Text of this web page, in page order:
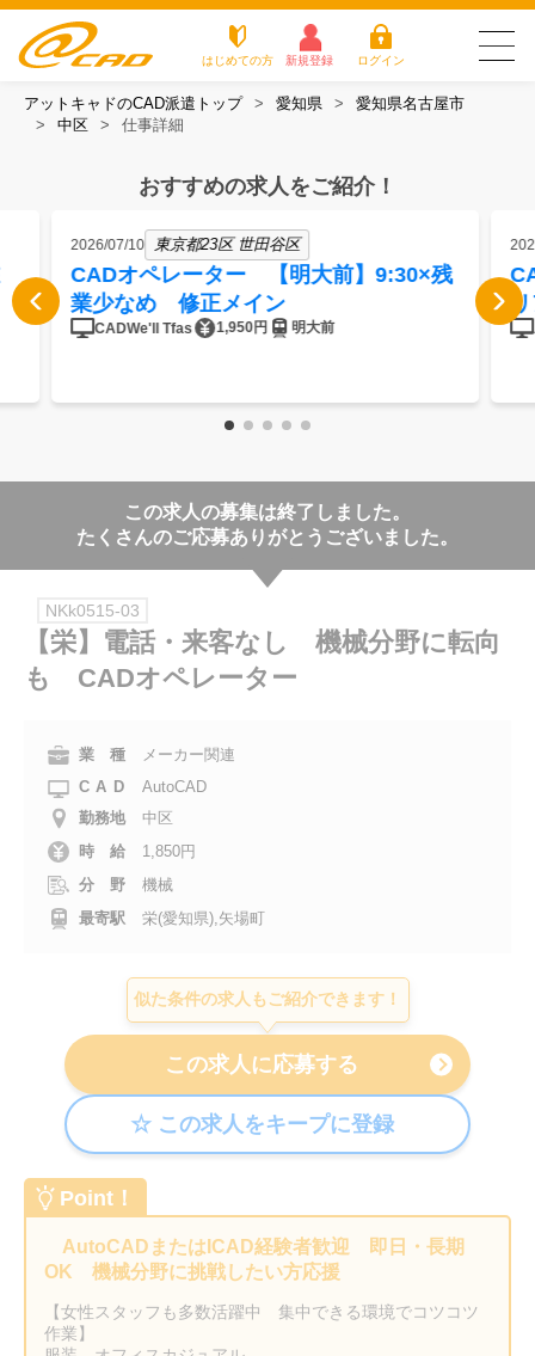
はじめての方 新規登録 ログイン
友だち追加で
最新の求人を確認
アットキャドが選ばれる3つの理由
派遣がはじめての方
お仕事を探す
お電話でのお問い合わせ
東 京 0120-630-660
名古屋 0120-960-379
電話受付：平日 9:15～19:00
アットキャドが選
方
探す
ム
アットキャドのCAD派遣トップ 愛知県
愛知県名古屋市
中区
仕事詳細
おすすめの求人をご紹介！
2026/07/10 東京都23区 世田谷区
CADオペレーター 【明大前】9:30×残
業少なめ 修正メイン
CADWe'll Tfas 1,950円 明大前
この求人の募集は終了しました。
たくさんのご応募ありがとうございました。
NKk0515-03
【栄】電話・来客なし 機械分野に転向
も CADオペレーター
業 種
メーカー関連
CAD
AutoCAD
勤務地
中区
時 給
1,850円
分 野
機械
最寄駅
栄(愛知県),矢場町
似た条件の求人もご紹介できます！
Point！
AutoCADまたはICAD経験者歓迎 即日・長期
OK 機械分野に挑戦したい方応援
【女性スタッフも多数活躍中 集中できる環境でコツコツ
作業】